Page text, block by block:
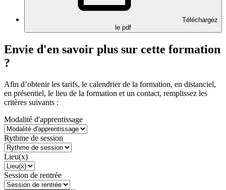
Téléchargez
le pdf
Envie d'en savoir plus sur cette formation
?
Afin d’obtenir les tarifs, le calendrier de la formation, en distanciel,
en présentiel, le lieu de la formation et un contact, remplissez les
critères suivants :
Modalité d'apprentissage
Rythme de session
Lieu(x)
Session de rentrée